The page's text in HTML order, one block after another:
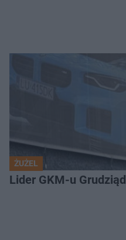
ŻUŻEL
Lider GKM-u